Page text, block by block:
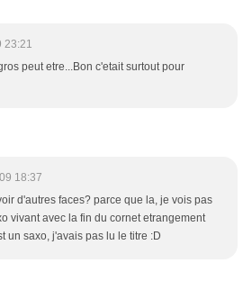
23:21
peut etre...Bon c'etait surtout pour
18:37
d'autres faces? parce que la, je vois pas
vivant avec la fin du cornet etrangement
un saxo, j'avais pas lu le titre :D